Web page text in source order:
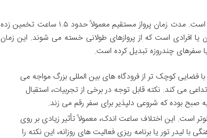
سفر هوایی به آکتائو از تهران، تجربه ای کوتاه و نسبتاً راحت است. مدت زمان پرواز مستقیم معمولاً حدود ۱.۵ ساعت تخمین زده
یا افرادی است که از پروازهای طولانی خسته می شوند. این زمان
سفرهای چندروزه تبدیل کرده است.
با فضایی کوچک تر از فرودگاه های بین المللی بزرگ مواجه می
می کند. نکته قابل توجه در برخی از تجربیات، استقبال
صبح بوده که شروعی دلپذیر برای سفر رقم می زند.
دقیقه از تهران جلوتر است. این اختلاف ساعت اندک، معمولاً تأثیر زیادی بر روی
با لیدر تور یا برنامه ریزی فعالیت های روزانه، این نکته را